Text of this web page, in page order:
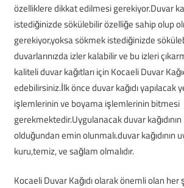
özelliklere dikkat edilmesi gerekiyor.Duvar
istediğinizde sökülebilir özelliğe sahip olup
gerekiyor,yoksa sökmek istediğinizde
duvarlarınızda izler kalabilir ve bu izleri
kaliteli duvar kağıtları için Kocaeli Duvar
edebilirsiniz.İlk önce duvar kağıdı yapılacak
işlemlerinin ve boyama işlemlerinin bitmesi
gerekmektedir.Uygulanacak duvar kağıdının
olduğundan emin olunmalı.duvar kağıdının
kuru,temiz, ve sağlam olmalıdır.
Kocaeli Duvar Kağıdı olarak önemli olan